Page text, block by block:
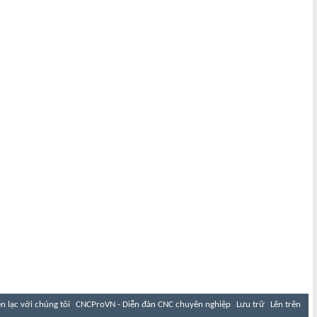
lạc với chúng tôi CNCProVN - Diễn đàn CNC chuyên nghiệp Lưu trữ Lên trên